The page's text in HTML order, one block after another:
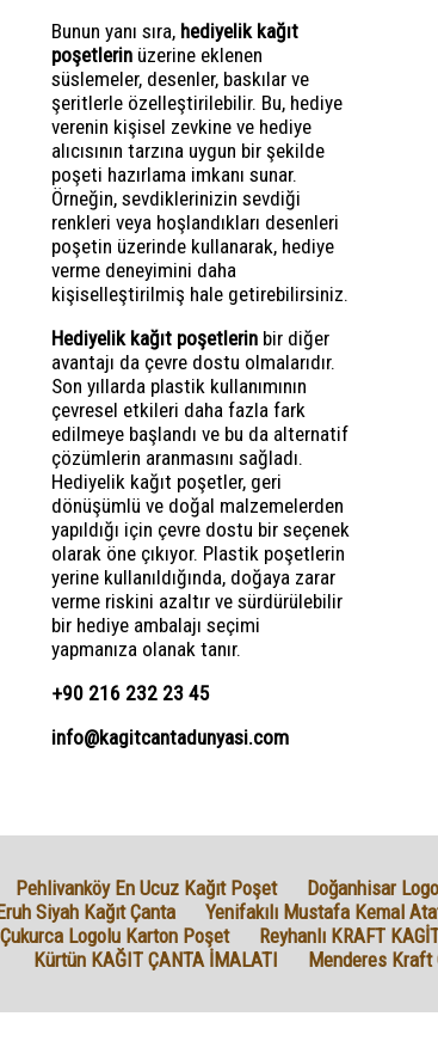
Bunun yanı sıra, hediyelik kağıt
poşetlerin üzerine eklenen
süslemeler, desenler, baskılar ve
şeritlerle özelleştirilebilir. Bu, hediye
verenin kişisel zevkine ve hediye
alıcısının tarzına uygun bir şekilde
poşeti hazırlama imkanı sunar.
Örneğin, sevdiklerinizin sevdiği
renkleri veya hoşlandıkları desenleri
poşetin üzerinde kullanarak, hediye
verme deneyimini daha
kişiselleştirilmiş hale getirebilirsiniz.
Hediyelik kağıt poşetlerin bir diğer
avantajı da çevre dostu olmalarıdır.
Son yıllarda plastik kullanımının
çevresel etkileri daha fazla fark
edilmeye başlandı ve bu da alternatif
çözümlerin aranmasını sağladı.
Hediyelik kağıt poşetler, geri
dönüşümlü ve doğal malzemelerden
yapıldığı için çevre dostu bir seçenek
olarak öne çıkıyor. Plastik poşetlerin
yerine kullanıldığında, doğaya zarar
verme riskini azaltır ve sürdürülebilir
bir hediye ambalajı seçimi
yapmanıza olanak tanır.
+90 216 232 23 45
info@kagitcantadunyasi.com
Pehlivanköy En Ucuz Kağıt Poşet Doğanhisar
Siyah Kağıt Çanta Yenifakılı Mustafa Kemal
Çukurca Logolu Karton Poşet Reyhanlı KRAFT
Kürtün KAĞIT ÇANTA İMALATI
Menderes Kraft